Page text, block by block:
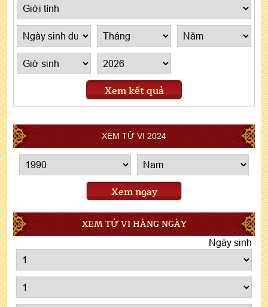
Xem kết quả
XEM TỬ VI 2024
Xem ngay
XEM TỬ VI HÀNG NGÀY
Ngày sinh